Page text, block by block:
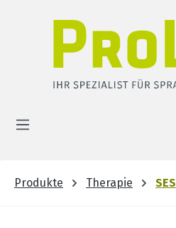
Produkte Therapie SES